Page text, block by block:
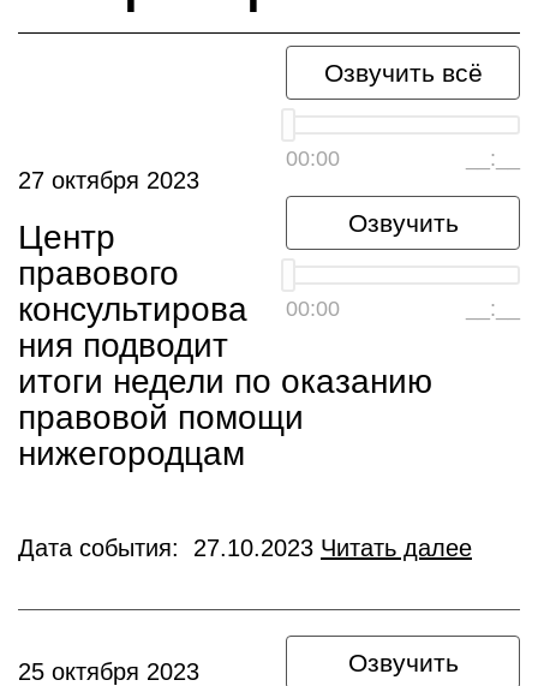
Озвучить всё
00:00 __:__
Озвучить
00:00 __:__
27 октября 2023
Центр
правового
консультирова
ния подводит
итоги недели по оказанию
правовой помощи
нижегородцам
Дата события: 27.10.2023 Читать далее
Озвучить
25 октября 2023